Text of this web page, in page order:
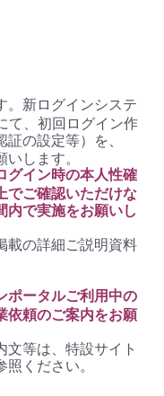
。新ログインシステ
て、初回ログイン作
の設定等）を、
いします。
グイン時の本人性確
でご確認いただけな
内で実施をお願いし
載の詳細ご説明資料
ポータルご利用中の
依頼のご案内をお願
等は、特設サイト
ください。